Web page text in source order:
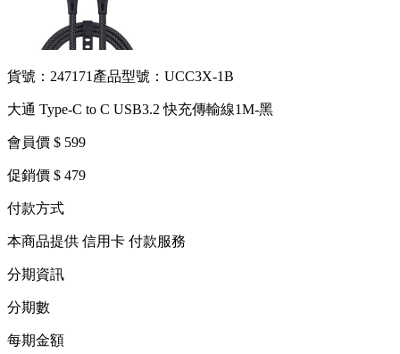
貨號：247171 產品型號：UCC3X-1B
大通 Type-C to C USB3.2 快充傳輸線1M-黑
會員價 $ 599
促銷價 $ 479
付款方式
本商品提供 信用卡 付款服務
分期資訊
分期數
每期金額